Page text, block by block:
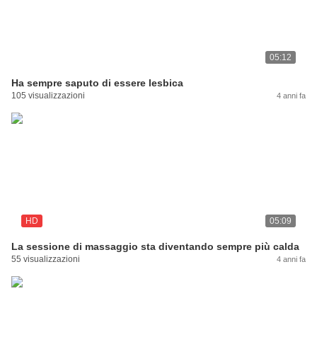
05:12
Ha sempre saputo di essere lesbica
105 visualizzazioni 4 anni fa
HD 05:09
La sessione di massaggio sta diventando sempre più calda
55 visualizzazioni 4 anni fa